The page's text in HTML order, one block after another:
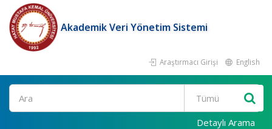
Akademik Veri Yönetim Sistemi
Araştırmacı Girişi English
Ara
Detaylı Arama